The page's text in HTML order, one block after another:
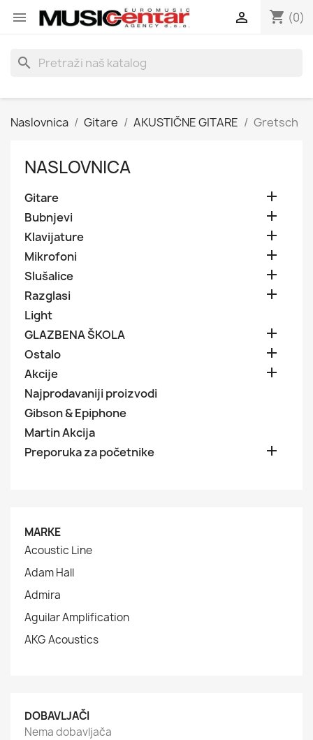
 shopping_cart (0)

search
Naslovnica Gitare AKUSTIČNE GITARE Gretsch
NASLOVNICA
Gitare 
Bubnjevi 
Klavijature 
Mikrofoni 
Slušalice 
Razglasi 
Light
GLAZBENA ŠKOLA

Ostalo 
Akcije 
Najprodavaniji proizvodi
Gibson & Epiphone
Martin Akcija
Preporuka za početnike

MARKE
Acoustic Line
Adam Hall
Admira
Aguilar Amplification
AKG Acoustics
DOBAVLJAČI
Nema dobavljača